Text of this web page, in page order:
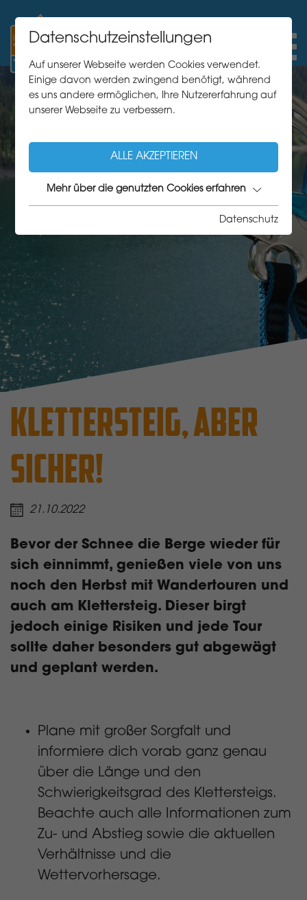
KLETTERSTEIG, ABER
SICHER!
21.10.2022
Bevor der Schnee die Berge wieder für
sich einnimmt, genießen viele von uns
noch den Herbst mit Wandertouren und
auch am Klettersteig. Dieser birgt
jedoch einige Risiken und jede Tour
sollte daher besonders gut abgewägt
und geplant werden.
Plane mit großer Sorgfalt und
informiere dich vorab ganz genau
über die Länge und den
Schwierigkeitsgrad des Klettersteigs.
Beachte auch alle Informationen zum
Zu- und Abstieg sowie die aktuellen
Verhältnisse und die
Wettervorhersage.
Datenschutzeinstellungen
Auf unserer Webseite werden Cookies verwendet.
Einige davon werden zwingend benötigt, während
es uns andere ermöglichen, Ihre Nutzererfahrung auf
unserer Webseite zu verbessern.
ALLE AKZEPTIEREN
Mehr über die genutzten Cookies erfahren
Datenschutz